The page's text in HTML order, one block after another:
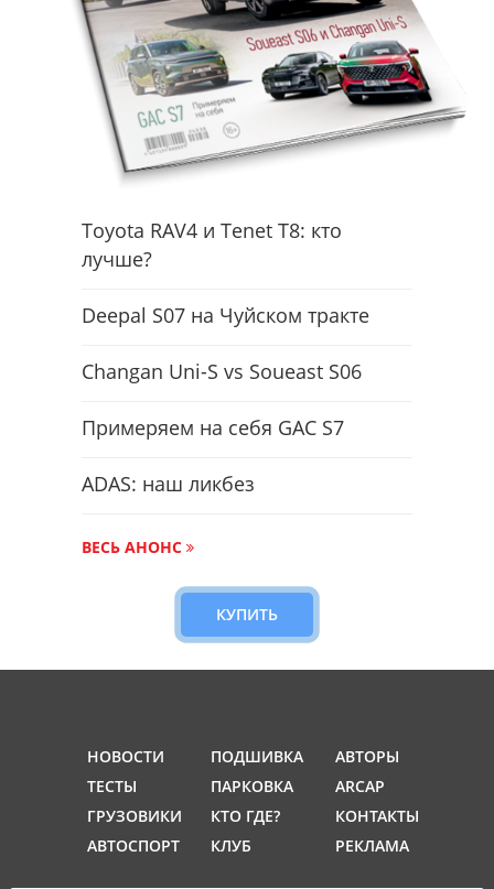
Toyota RAV4 и Tenet T8: кто
лучше?
Deepal S07 на Чуйском тракте
Changan Uni-S vs Soueast S06
Примеряем на себя GAC S7
ADAS: наш ликбез
ВЕСЬ АНОНС
КУПИТЬ
НОВОСТИ
ТЕСТЫ
ГРУЗОВИКИ
АВТОСПОРТ
ПОДШИВКА
ПАРКОВКА
КТО ГДЕ?
КЛУБ
АВТОРЫ
ARCAP
КОНТАКТЫ
РЕКЛАМА